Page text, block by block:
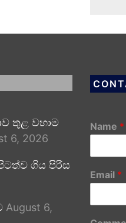
තුළ වහාම
6, 2026
පිටත්ව ගිය පිරිස
August 6,
Name *
Email *